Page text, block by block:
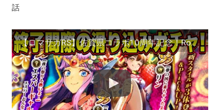
話
【ロマサガRS】佐賀県コラボ10周年記念！Romancing祭 エスパーギャル編 0エスパーギャルとリンを狙ってﾋｸｿﾞｰ ！！